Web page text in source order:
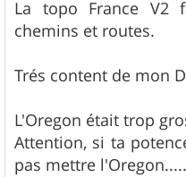
La topo France V2
chemins et routes.
Trés content de mon
L'Oregon était trop
Attention, si ta
pas mettre